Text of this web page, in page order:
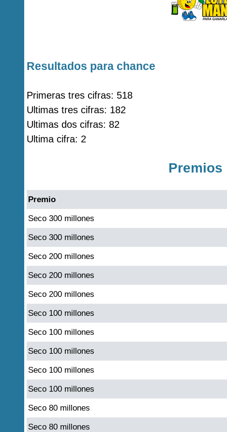
Resultados para chance
Primeras tres cifras: 518
Ultimas tres cifras: 182
Ultimas dos cifras: 82
Ultima cifra: 2
Premios
Premio
Seco 300 millones
Seco 300 millones
Seco 200 millones
Seco 200 millones
Seco 200 millones
Seco 100 millones
Seco 100 millones
Seco 100 millones
Seco 100 millones
Seco 100 millones
Seco 80 millones
Seco 80 millones